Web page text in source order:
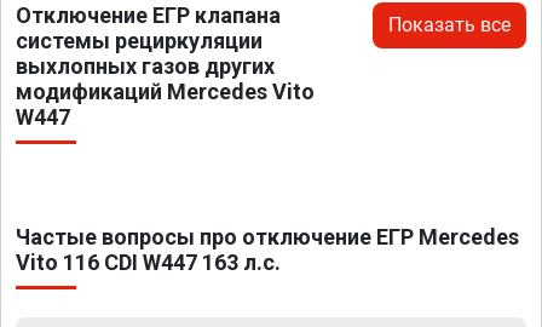
Отключение ЕГР клапана
системы рециркуляции
выхлопных газов других
модификаций Mercedes Vito
W447
Показать все
Частые вопросы про отключение ЕГР Mercedes
Vito 116 CDI W447 163 л.с.